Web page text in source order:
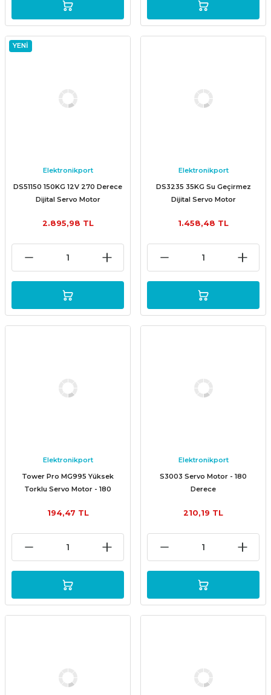
YENİ
Elektronikport
DS51150 150KG 12V 270 Derece
Dijital Servo Motor
2.895,98 TL
Elektronikport
DS3235 35KG Su Geçirmez
Dijital Servo Motor
1.458,48 TL
Elektronikport
Tower Pro MG995 Yüksek
Torklu Servo Motor - 180
194,47 TL
Elektronikport
S3003 Servo Motor - 180
Derece
210,19 TL